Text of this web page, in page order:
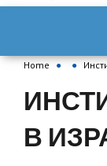
Home ● ●
В